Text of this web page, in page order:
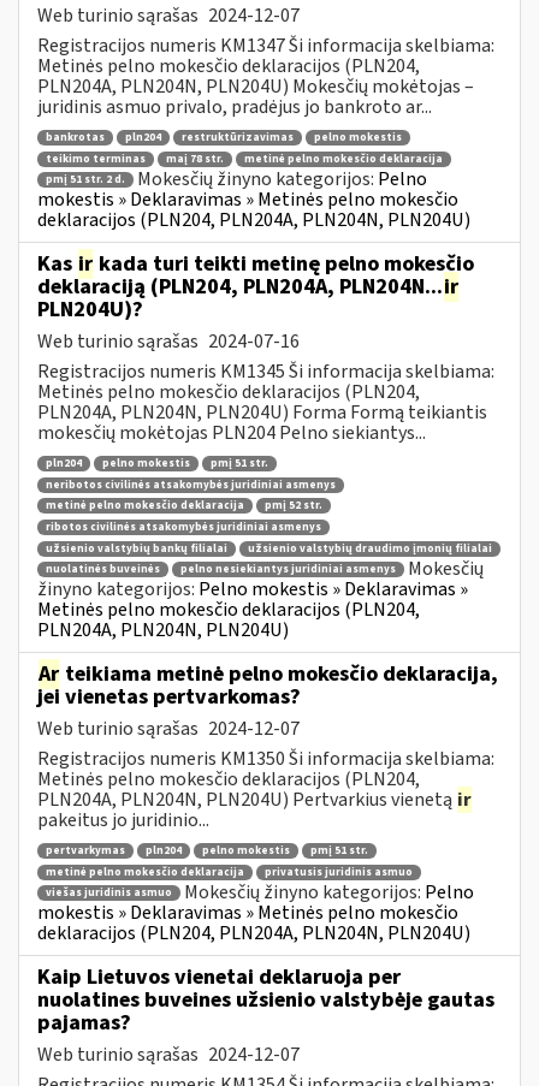
Web turinio sąrašas 2024-12-07
Registracijos numeris KM1347 Ši informacija skelbiama:
Metinės pelno mokesčio deklaracijos (PLN204,
PLN204A, PLN204N, PLN204U) Mokesčių mokėtojas –
juridinis asmuo privalo, pradėjus jo bankroto ar...
bankrotas pln204 restruktūrizavimas
pelno mokestis
teikimo terminas
maį 78 str.
metinė pelno mokesčio deklaracija
pmį 51 str. 2 d.
Mokesčių žinyno kategorijos: Pelno
mokestis » Deklaravimas » Metinės pelno mokesčio
deklaracijos (PLN204, PLN204A, PLN204N, PLN204U)
Kas ir kada turi teikti metinę pelno mokesčio
deklaraciją (PLN204, PLN204A, PLN204N...ir
PLN204U)?
Web turinio sąrašas 2024-07-16
Registracijos numeris KM1345 Ši informacija skelbiama:
Metinės pelno mokesčio deklaracijos (PLN204,
PLN204A, PLN204N, PLN204U) Forma Formą teikiantis
mokesčių mokėtojas PLN204 Pelno siekiantys...
pln204 pelno mokestis
pmį 51 str.
neribotos civilinės atsakomybės juridiniai asmenys
metinė pelno mokesčio deklaracija
pmį 52 str.
ribotos civilinės atsakomybės juridiniai asmenys
užsienio valstybių bankų filialai
užsienio valstybių draudimo įmonių filialai
nuolatinės buveinės
pelno nesiekiantys juridiniai asmenys
Mokesčių
žinyno kategorijos: Pelno mokestis » Deklaravimas »
Metinės pelno mokesčio deklaracijos (PLN204,
PLN204A, PLN204N, PLN204U)
Ar teikiama metinė pelno mokesčio deklaracija,
jei vienetas pertvarkomas?
Web turinio sąrašas 2024-12-07
Registracijos numeris KM1350 Ši informacija skelbiama:
Metinės pelno mokesčio deklaracijos (PLN204,
PLN204A, PLN204N, PLN204U) Pertvarkius vienetą ir
pakeitus jo juridinio...
pertvarkymas pln204 pelno mokestis
pmį 51 str.
metinė pelno mokesčio deklaracija
privatusis juridinis asmuo
viešas juridinis asmuo
Mokesčių žinyno kategorijos: Pelno
mokestis » Deklaravimas » Metinės pelno mokesčio
deklaracijos (PLN204, PLN204A, PLN204N, PLN204U)
Kaip Lietuvos vienetai deklaruoja per
nuolatines buveines užsienio valstybėje gautas
pajamas?
Web turinio sąrašas 2024-12-07